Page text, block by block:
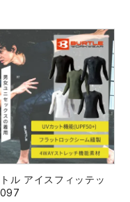
ル アイスフィッテッ